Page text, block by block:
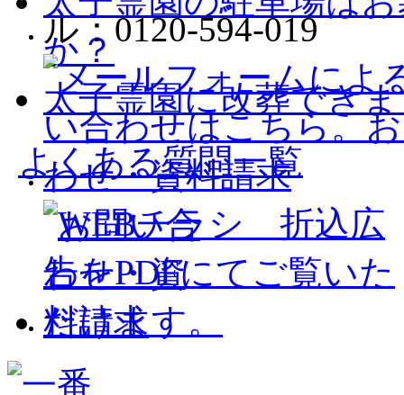
か？
太子霊園に改葬でき
よくある質問一覧